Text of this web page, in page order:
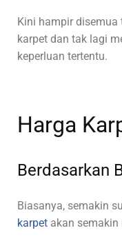
Kini hampir
karpet dan tak lagi
keperluan tertentu.
Harga
Berdasarkan
Biasanya, semakin
karpet akan semakin